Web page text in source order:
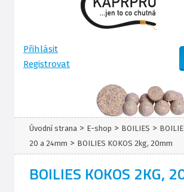
Přihlásit
Registrovat
Úvodní strana > E-shop > BOILIES >
20 a 24mm > BOILIES KOKOS 2kg, 20mm
BOILIES KOKOS 2KG,